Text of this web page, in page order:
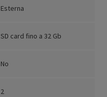
Esterna
SD card fino a 32 Gb
No
2